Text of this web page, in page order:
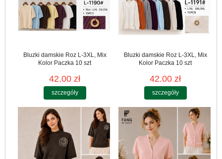
Bluzki damskie Roz L-3XL, Mix
Kolor Paczka 10 szt
42.00 zł
szczegóły
Bluzki damskie Roz L-3XL, Mix
Kolor Paczka 10 szt
42.00 zł
szczegóły